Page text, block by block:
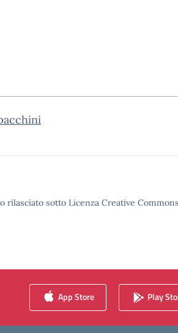
rilasciato sotto Licenza Creative
App Store Play